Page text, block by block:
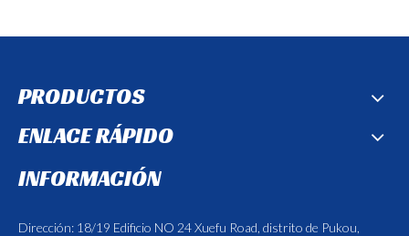
PRODUCTOS
ENLACE RÁPIDO
INFORMACIÓN
Dirección: 18/19 Edificio NO 24 Xuefu Road, distrito de Pukou,